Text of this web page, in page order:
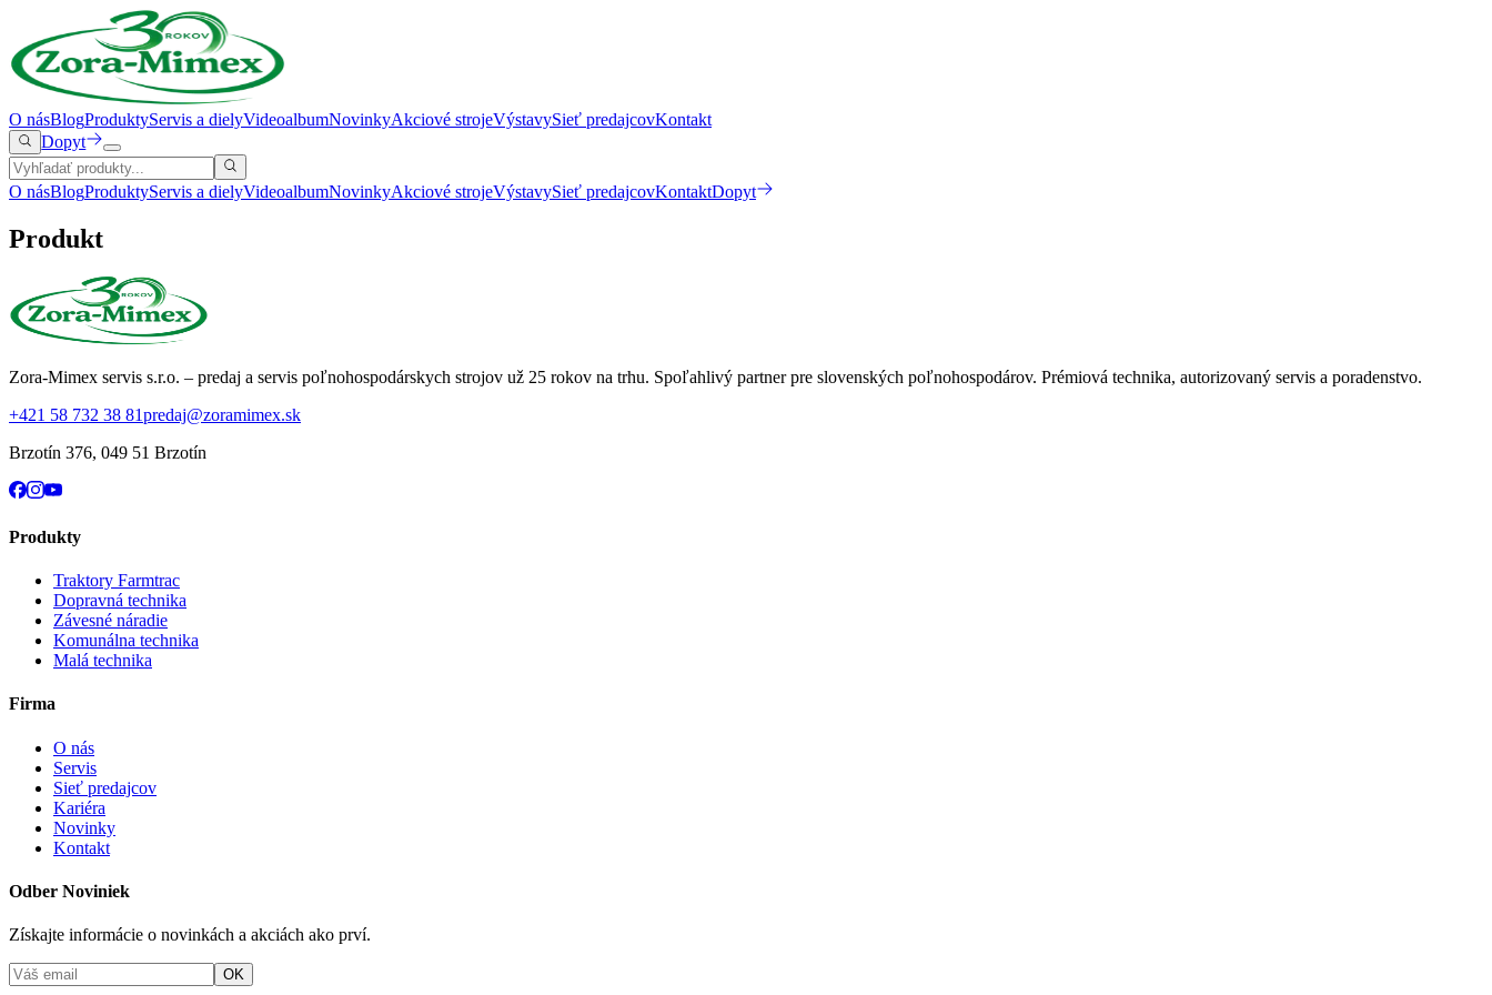
O násBlogProduktyServis a dielyVideoalbumNovinkyAkciové strojeVýstavySieť predajcovKontakt
Dopyt
O násBlogProduktyServis a dielyVideoalbumNovinkyAkciové strojeVýstavySieť predajcovKontaktDopyt
Produkt
Zora-Mimex servis s.r.o. – predaj a servis poľnohospodárskych strojov už 25 rokov na trhu. Spoľahlivý partner pre slovenských poľnohospodárov. Prémiová technika, autorizovaný servis a poradenstvo.
+421 58 732 38 81predaj@zoramimex.sk
Brzotín 376, 049 51 Brzotín
Produkty
Traktory Farmtrac
Dopravná technika
Závesné náradie
Komunálna technika
Malá technika
Firma
O nás
Servis
Sieť predajcov
Kariéra
Novinky
Kontakt
Odber Noviniek
Získajte informácie o novinkách a akciách ako prví.
OK